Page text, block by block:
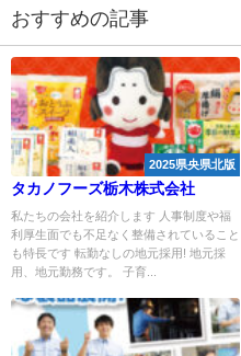
おすすめの記事
2025県央県北版
タカノフーズ栃木株式会社
私たちの会社を紹介します 人事制度や福
利厚生面でも不足なく整備されていること
も特長です 転勤なしの地元採用! 地元採
用、地元勤務です。 子育...